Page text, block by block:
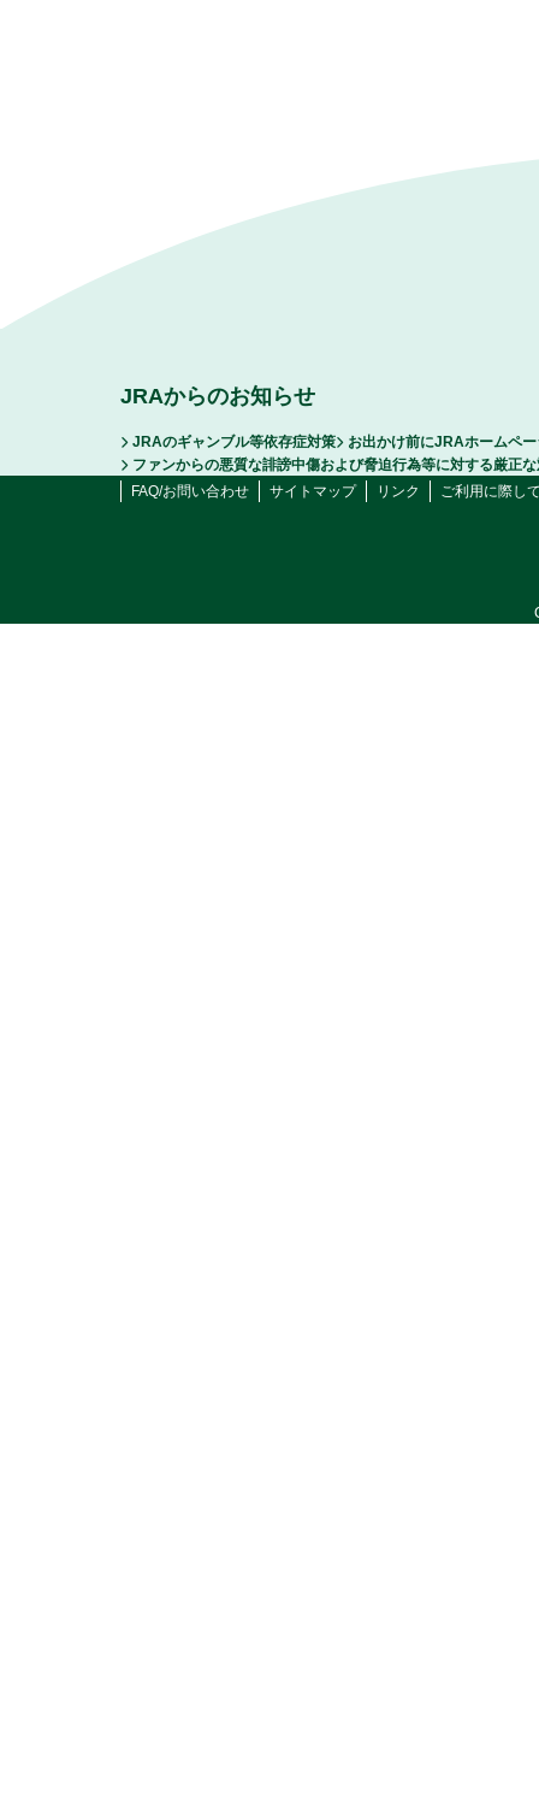
JRAからのお知らせ
JRAのギャンブル等依存症対策
お出かけ前にJRAホームペ
ファンからの悪質な誹謗中傷および脅迫行為等に対する厳正
FAQ/お問い合わせ
サイトマップ リンク ご利用に際し